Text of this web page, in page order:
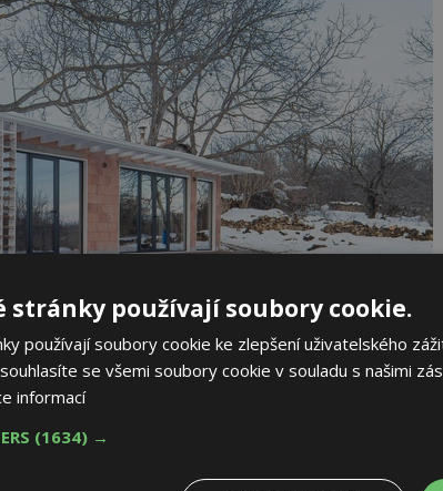
stránky používají soubory cookie.
používají soubory cookie ke zlepšení uživatelského
se všemi soubory cookie v souladu s našimi
informací
(1634) →